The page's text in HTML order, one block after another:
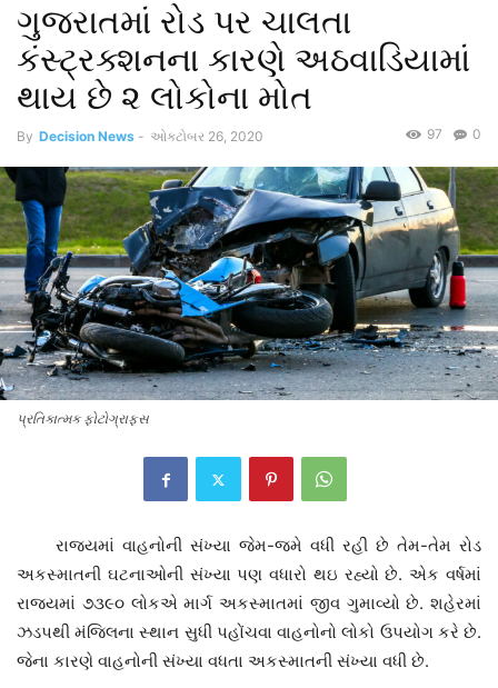
ગુજરાતમાં રોડ પર ચાલતા
કંસ્ટ્રક્શનના કારણે અઠવાડિયામાં
થાય છે ૨ લોકોના મોત
By Decision News - ઓક્ટોબર 26, 2020 0
97
પ્રતિકાત્મક ફોટોગ્રાફ્સ
રાજ્યમાં વાહનોની સંખ્યા જેમ-જમે વધી રહી છે તેમ-તેમ રોડ
અકસ્માતની ઘટનાઓની સંખ્યા પણ વધારો થઇ રહ્યો છે. એક વર્ષમાં
રાજ્યમાં ૭૩૯૦ લોકએ માર્ગ અકસ્માતમાં જીવ ગુમાવ્યો છે. શહેરમાં
ઝડપથી મંજિલના સ્થાન સુધી પહોંચવા વાહનોનો લોકો ઉપયોગ કરે છે.
જેના કારણે વાહનોની સંખ્યા વધતા અકસ્માતની સંખ્યા વધી છે.